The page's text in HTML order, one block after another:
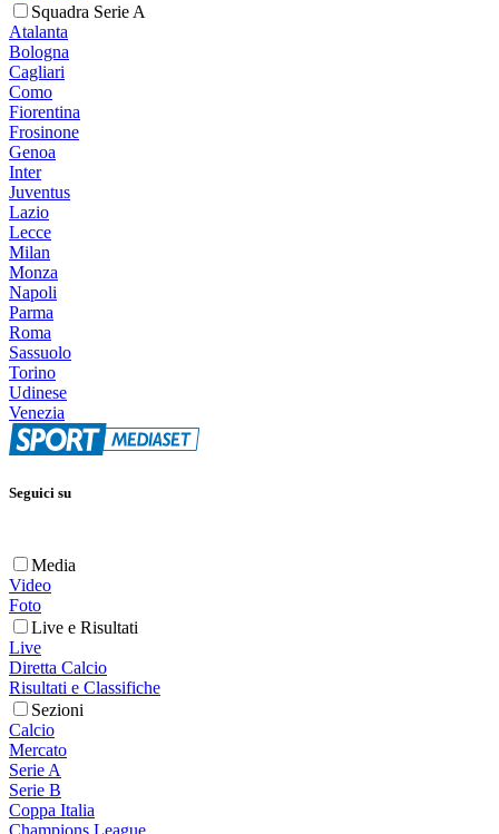
Squadra Serie A
Atalanta
Bologna
Cagliari
Como
Fiorentina
Frosinone
Genoa
Inter
Juventus
Lazio
Lecce
Milan
Monza
Napoli
Parma
Roma
Sassuolo
Torino
Udinese
Venezia
Seguici su
Media
Video
Foto
Live e Risultati
Live
Diretta Calcio
Risultati e Classifiche
Sezioni
Calcio
Mercato
Serie A
Serie B
Coppa Italia
Champions League